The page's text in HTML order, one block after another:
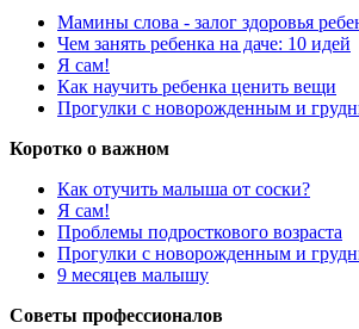
Мамины слова - залог здоровья
Чем занять ребенка на даче: 10 идей
Я сам!
Как научить ребенка ценить вещи
Прогулки с новорожденным и
Коротко о важном
Как отучить малыша от соски?
Я сам!
Проблемы подросткового возраста
Прогулки с новорожденным и
9 месяцев малышу
Советы профессионалов